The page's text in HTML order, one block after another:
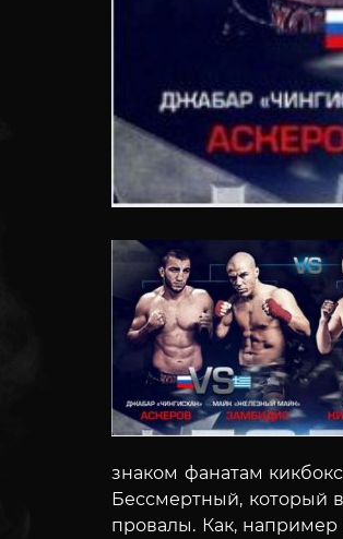
знаком фанатам
Бессмертный, который
провалы. Как, например